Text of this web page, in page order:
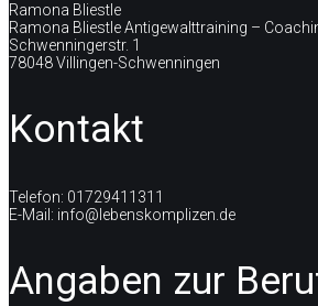
Ramona Bliestle
Ramona Bliestle Antigewalttraining –
Schwenningerstr. 1
78048 Villingen-Schwenningen
Kontakt
Telefon: 01729411311
E-Mail: info@lebenskomplizen.de
Angaben zur